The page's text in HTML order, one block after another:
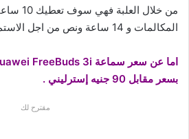
من خلال
المكالمات و 14 ساعة ونص من اجل الاستماع الى الموسيقى .
بسعر مقابل 90 جنيه إسترليني .
مقترح لك